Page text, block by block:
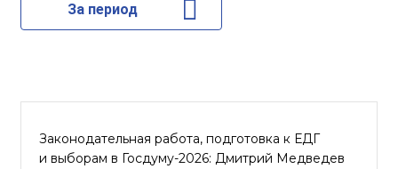
За период
Законодательная работа, подготовка к ЕДГ
и выборам в Госдуму-2026: Дмитрий Медведев